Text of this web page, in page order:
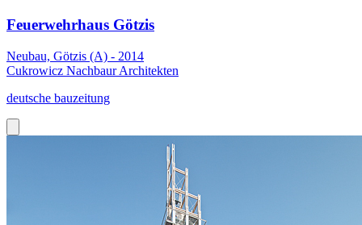
Feuerwehrhaus Götzis
Neubau, Götzis (A) - 2014
Cukrowicz Nachbaur Architekten
deutsche bauzeitung